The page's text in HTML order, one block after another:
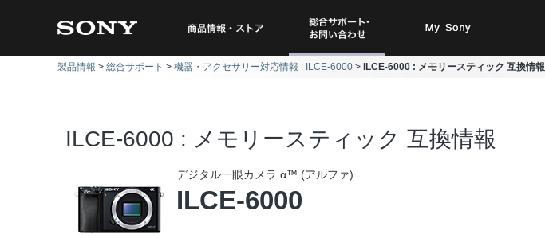
商品情報・ストア
総合サポート・お
My Sony
製品情報 総合サポート 機器・アクセサリー対応情報 : ILCE-6000 ILCE-6000 : メモリースティック 互換情報
ILCE-6000 : メモリースティック 互換情報
デジタル一眼カメラ α™ (アルファ)
ILCE-6000